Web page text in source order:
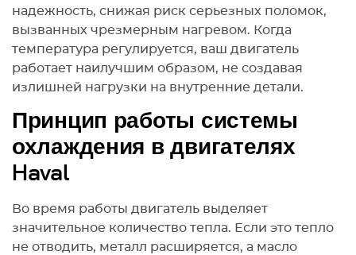
надежность, снижая риск серьезных поломок,
вызванных чрезмерным нагревом. Когда
температура регулируется, ваш двигатель
работает наилучшим образом, не создавая
излишней нагрузки на внутренние детали.
Принцип работы системы
охлаждения в двигателях
Haval
Во время работы двигатель выделяет
значительное количество тепла. Если это тепло
не отводить, металл расширяется, а масло